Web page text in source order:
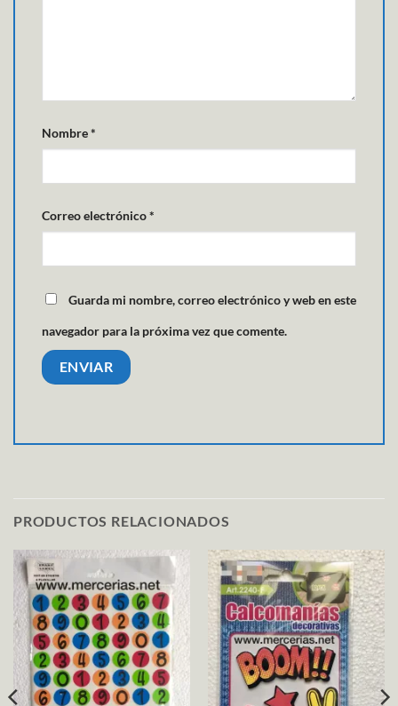
Nombre*
Correo electrónico*
Guarda mi nombre, correo electrónico y web en este
navegador para la próxima vez que comente.
PRODUCTOS RELACIONADOS